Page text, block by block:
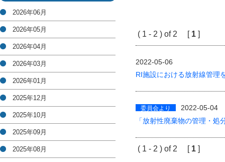
( 1 - 2 ) of 2 [ 1 ]
2022-05-06
RI施設における放射線管理
委員会より
2022-05-04
「放射性廃棄物の管理・
( 1 - 2 ) of 2 [ 1 ]
2026年06月
2026年05月
2026年04月
2026年03月
2026年01月
2025年12月
2025年10月
2025年09月
2025年08月